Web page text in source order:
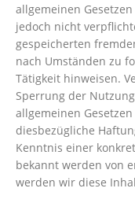
allgemeinen
jedoch nicht
gespeicherten
nach Umständen zu
Tätigkeit hinweisen.
Sperrung der
allgemeinen
diesbezügliche
Kenntnis einer
bekannt werden von
werden wir diese